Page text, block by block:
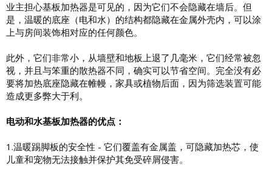
业主担心基板加热器是可见的，因为它们不会隐藏在墙后。但
是，温暖的底座（电和水）的结构都隐藏在金属外壳内，可以涂
上与房间装饰相对应的任何颜色。
此外，它们非常小，从墙壁和地板上退了几毫米，它们经常被忽
视，并且与笨重的散热器不同，确实可以节省空间。完全没有必
要将加热底座隐藏在帷幔，家具或植物后面，因为筛选装置可能
造成更多弊大于利。
电动和水基板加热器的优点：
1.温暖踢脚板的安全性 - 它们覆盖有金属盖，可隐藏加热芯，使
儿童和宠物无法接触并保护其免受碎屑侵害。